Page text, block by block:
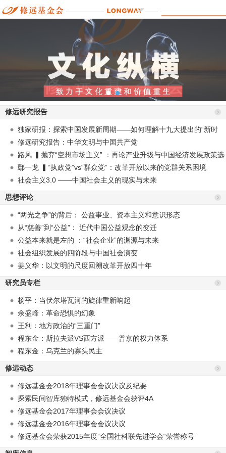
修远研究报告
独家研报：探索中国发展新周期——如何理解十九大提出的“新时
代”？
修远研究报告：中华文明与中国共产党
路风 ▍抛弃“空想市场主义” ：再论产业升级与中国经济发展政策选
择
鄢一龙 ▍“执政党”vs“群众党”：改革开放以来的党群关系困境
社会主义3.0 ——中国社会主义的现实与未来
思想评论
“两光之争”的背后： 公益事业、资本主义和意识形态
从“慈善”到“公益”： 近代中国公益观念的变迁
公益本来就是左的 ：“社会企业”的渊源与未来
社会组织发展的四阶段与中国社会演变
姜义华：以文明的尺度回溯改革开放四十年
研究员专栏
杨平：当伏尔塔瓦河的旋律重新响起
余盛峰：革命恐惧的幻象
王利：地方政治的“三重门”
程东金：斯拉夫派VS西方派——普京的权力体系
程东金：乌克兰的寡头民主
修远动态
修远基金会2018年理事会会议决议及纪要
探索民间智库独特模式，修远基金会获评4A
修远基金会2017年理事会会议决议
修远基金会2016年理事会会议决议
修远基金会荣获2015年度”全国社科联先进学会“荣誉称号